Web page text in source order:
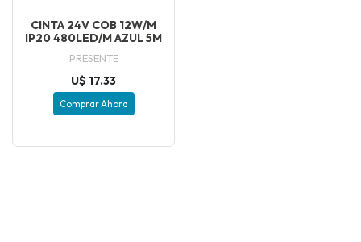
CINTA 24V COB 12W/M
IP20 480LED/M AZUL 5M
PRESENTE
U$ 17.33
Comprar Ahora